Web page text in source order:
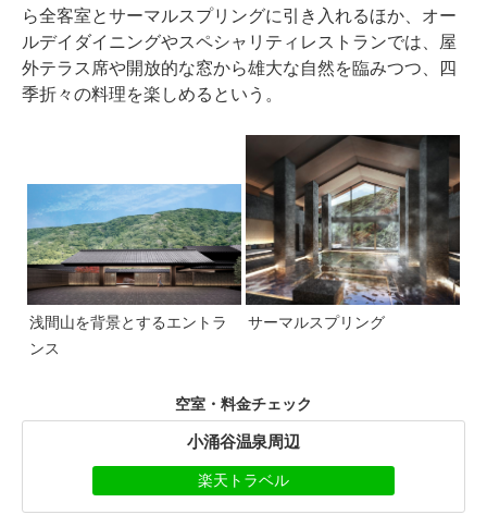
ら全客室とサーマルスプリングに引き入れるほか、オー
ルデイダイニングやスペシャリティレストランでは、屋
外テラス席や開放的な窓から雄大な自然を臨みつつ、四
季折々の料理を楽しめるという。
浅間山を背景とするエントラ
ンス
サーマルスプリング
空室・料金チェック
小涌谷温泉周辺
楽天トラベル